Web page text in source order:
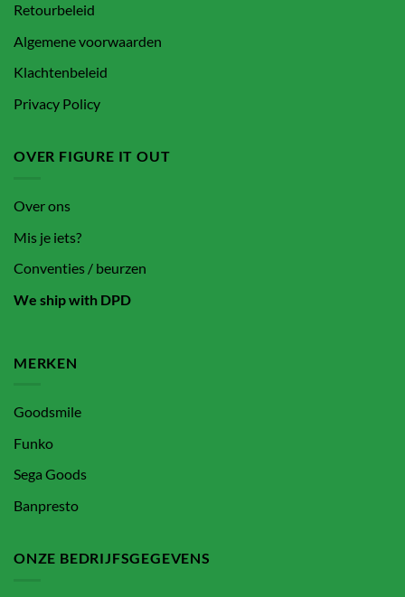
Retourbeleid
Algemene voorwaarden
Klachtenbeleid
Privacy Policy
OVER FIGURE IT OUT
Over ons
Mis je iets?
Conventies / beurzen
We ship with DPD
MERKEN
Goodsmile
Funko
Sega Goods
Banpresto
ONZE BEDRIJFSGEGEVENS